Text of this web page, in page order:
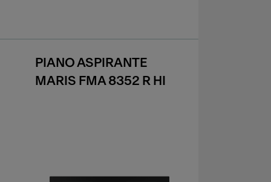
PIANO ASPIRANTE
MARIS FMA 8352 R HI